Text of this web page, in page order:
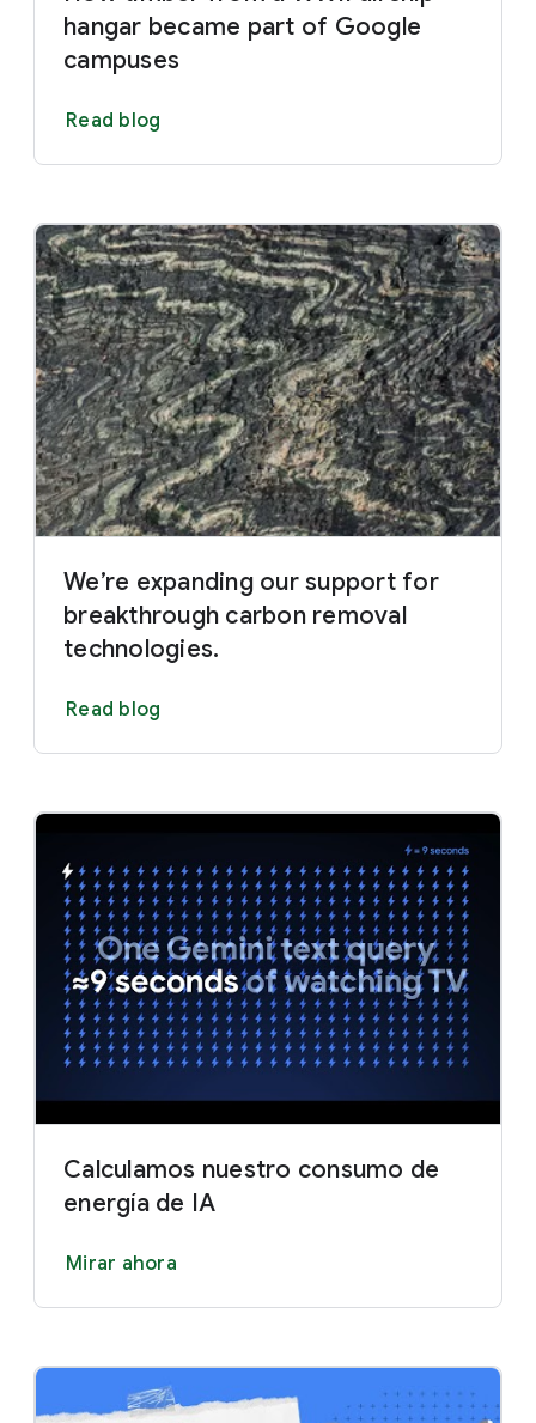
hangar became part of Google
campuses
Read blog
We’re expanding our support for
breakthrough carbon removal
technologies.
Read blog
Calculamos nuestro consumo de
energía de IA
Mirar ahora